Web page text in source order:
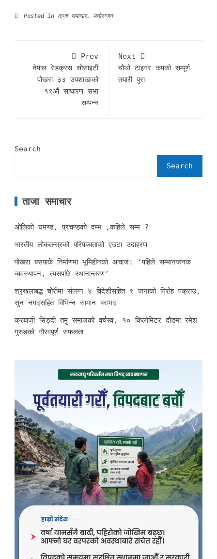
Posted in ताजा समाचार, मनोरन्जन
Prev
नेपाल रेडक्रस सोसाइटी
पोखरा ३३ उपशाखाको
१९औं साधारण सभा
सम्पन्न
Next
चौथो टाइगर कपको सम्पूर्ण
तयारी पुरा
Search
Search
ताजा समाचार
ओलिको घमण्ड, प्रचण्डको दम्भ ,कहिले सम्म ?
भारतीय लोकतन्त्रको परिपक्वताको एउटा उदाहरण
पोखरा बसपार्क निर्माणमा भूमिहीनको आवाज: ‘पहिले सम्मानजनक
व्यवस्थापन, त्यसपछि स्थानान्तरण’
श्रृंखलाबद्ध चोरीमा संलग्न ४ विदेशीसहित ९ जनाको गिरोह पक्राउ,
सुन–नगदसहित विभिन्न सामान बरामद
क्रबाजी सिङ्दी तमु समाजको वर्चस्व, १० किलोमिटर दौडमा रमेश
गुरुङको गौरवपूर्ण सफलता